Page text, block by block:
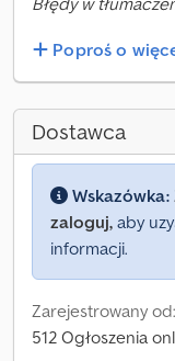
Poproś o
Dostawca
Wskazówka:
zaloguj, aby
informacji.
Zarejestrowany od:
512 Ogłoszenia